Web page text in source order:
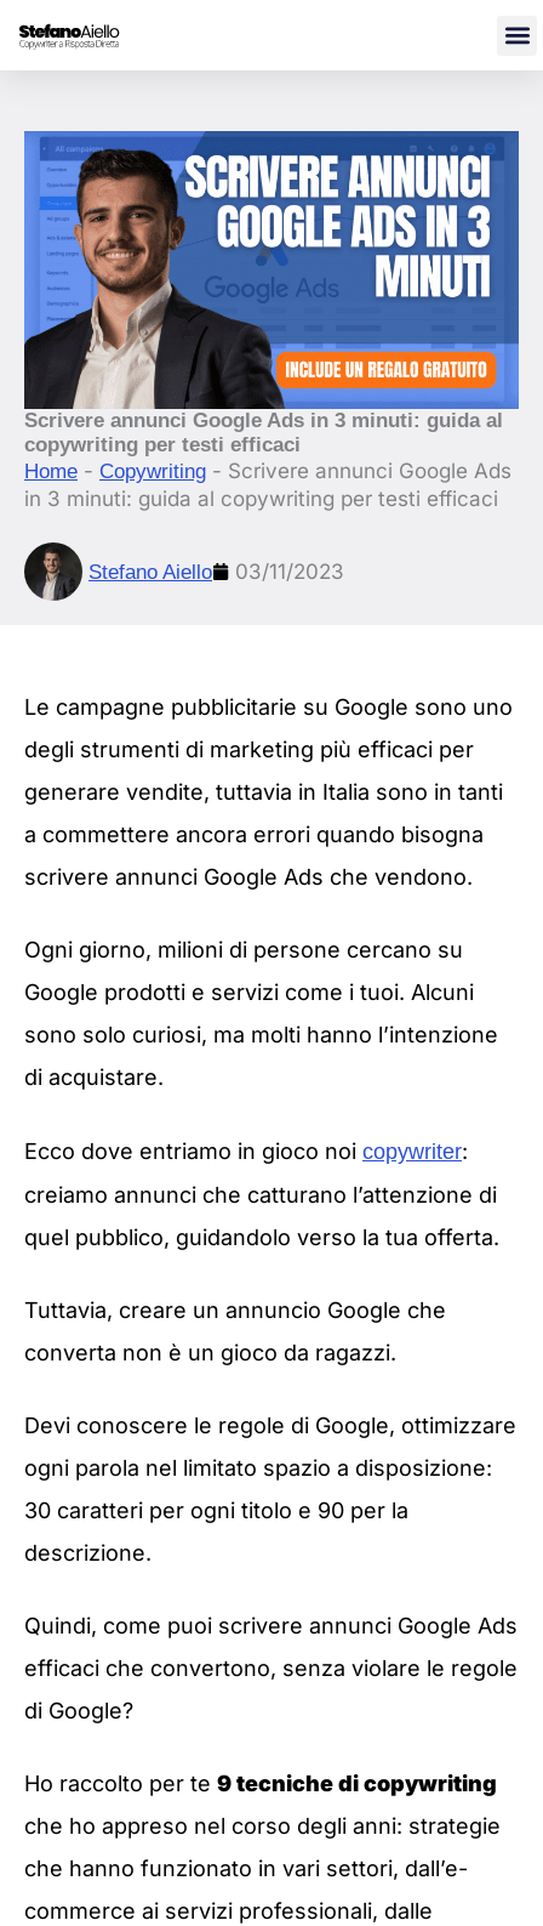
contenuto
Scrivere annunci Google Ads in 3 minuti: guida al
copywriting per testi efficaci
Home - Copywriting - Scrivere annunci Google Ads
in 3 minuti: guida al copywriting per testi efficaci
Stefano Aiello 03/11/2023
Le campagne pubblicitarie su Google sono uno
degli strumenti di marketing più efficaci per
generare vendite, tuttavia in Italia sono in tanti
a commettere ancora errori quando bisogna
scrivere annunci Google Ads che vendono.
Ogni giorno, milioni di persone cercano su
Google prodotti e servizi come i tuoi. Alcuni
sono solo curiosi, ma molti hanno l’intenzione
di acquistare.
Ecco dove entriamo in gioco noi copywriter:
creiamo annunci che catturano l’attenzione di
quel pubblico, guidandolo verso la tua offerta.
Tuttavia, creare un annuncio Google che
converta non è un gioco da ragazzi.
Devi conoscere le regole di Google, ottimizzare
ogni parola nel limitato spazio a disposizione:
30 caratteri per ogni titolo e 90 per la
descrizione.
Quindi, come puoi scrivere annunci Google Ads
efficaci che convertono, senza violare le regole
di Google?
Ho raccolto per te 9 tecniche di copywriting
che ho appreso nel corso degli anni: strategie
che hanno funzionato in vari settori, dall’e-
commerce ai servizi professionali, dalle